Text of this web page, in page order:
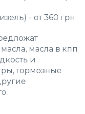
- от 360 грн
масла в кпп
и
тормозные